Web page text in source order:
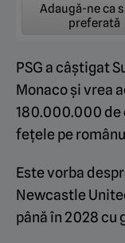
Adaugă-ne ca
preferată
PSG a câștigat
Monaco și vrea
180.000.000 de
fețele pe
Este vorba
Newcastle
până în 2028 cu